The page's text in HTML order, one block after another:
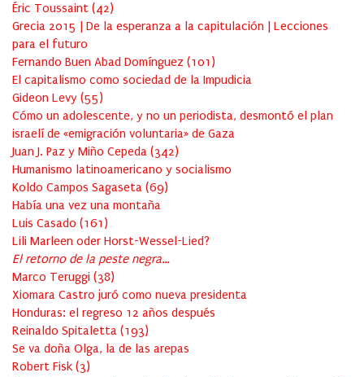
Éric Toussaint (42)
Grecia 2015 | De la esperanza a la capitulación | Lecciones
para el futuro
Fernando Buen Abad Domínguez (101 )
El capitalismo como sociedad de la Impudicia
Gideon Levy (55)
Cómo un adolescente, y no un periodista, desmontó el plan
israelí de «emigración voluntaria» de Gaza
Juan J. Paz y Miño Cepeda (342)
Humanismo latinoamericano y socialismo
Koldo Campos Sagaseta (69)
Había una vez una montaña
Luis Casado (161 )
Lili Marleen oder Horst-Wessel-Lied?
El retorno de la peste negra…
Marco Teruggi (38)
Xiomara Castro juró como nueva presidenta
Honduras: el regreso 12 años después
Reinaldo Spitaletta (193)
Se va doña Olga, la de las arepas
Robert Fisk (3)